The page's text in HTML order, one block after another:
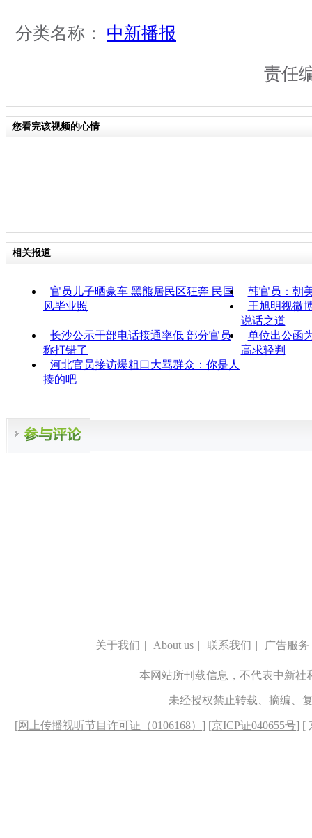
分类名称： 中新播报
责任
您看完该视频的心情
相关报道
官员儿子晒豪车 黑熊居民区狂奔 民国
风毕业照
韩官员：朝
王旭明视微
说话之道
长沙公示干部电话接通率低 部分官员
称打错了
单位出公函
高求轻判
河北官员接访爆粗口大骂群众：你是人
揍的吧
关于我们 | About us | 联系我们 | 广告服务
本网站所刊载信息，不代表中新
未经授权禁止转载、摘编、
[网上传播视听节目许可证（0106168） ] [京ICP证040655号] [